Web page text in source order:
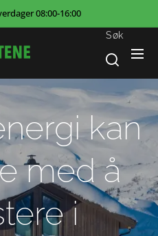
08:00-16:00
Søk
kan
med å
i